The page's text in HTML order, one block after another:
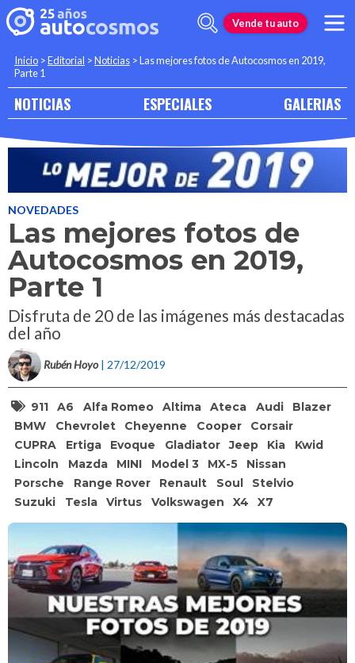
Vende tu auto
Inicio >Editorial >Noticias >Las mejores fotos de Autocosmos en 2019,
Parte 1
NOTICIAS ESPECIALES GALERIAS
NOVEDADES
Las mejores fotos de
Autocosmos en 2019,
Parte 1
Disfruta de 20 de las imágenes más destacadas
del año
Rubén Hoyo | 27/12/2019
911 A6 Alfa Romeo Altima Ateca Audi
Blazer
BMW
Chevrolet Cheyenne Cooper
Corsair
CUPRA
Ertiga Evoque Gladiator Jeep Kia
Kwid
Lincoln
Mazda MINI Model 3 MX-5
Nissan
Porsche
Range Rover Renault Soul
Stelvio
Suzuki
Tesla Virtus Volkswagen X4 X7